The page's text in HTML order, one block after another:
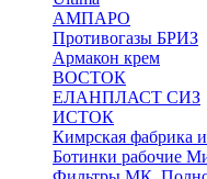
АМПАРО
Противогазы БРИЗ
Армакон крем
ВОСТОК
ЕЛАНПЛАСТ СИЗ
ИСТОК
Кимрская фабрика
Ботинки рабочие